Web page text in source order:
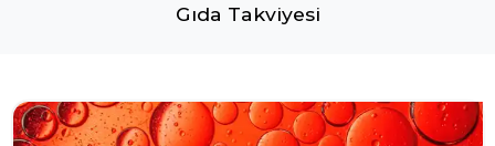
Gıda Takviyesi